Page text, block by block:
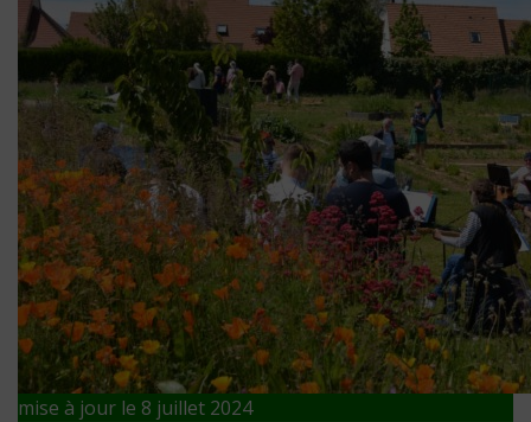
mise à jour le 8 juillet 2024